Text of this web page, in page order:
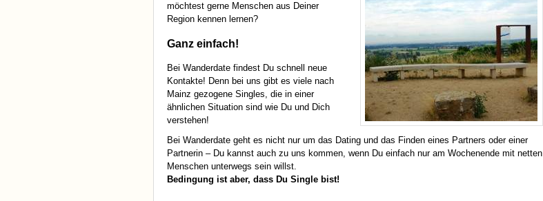
möchtest gerne Menschen aus Deiner
Region kennen lernen?
Ganz einfach!
Bei Wanderdate findest Du schnell neue
Kontakte! Denn bei uns gibt es viele nach
Mainz gezogene Singles, die in einer
ähnlichen Situation sind wie Du und Dich
verstehen!
Bei Wanderdate geht es nicht nur um das Dating und das Finden eines Partners oder einer
Partnerin – Du kannst auch zu uns kommen, wenn Du einfach nur am Wochenende mit netten
Menschen unterwegs sein willst.
Bedingung ist aber, dass Du Single bist!